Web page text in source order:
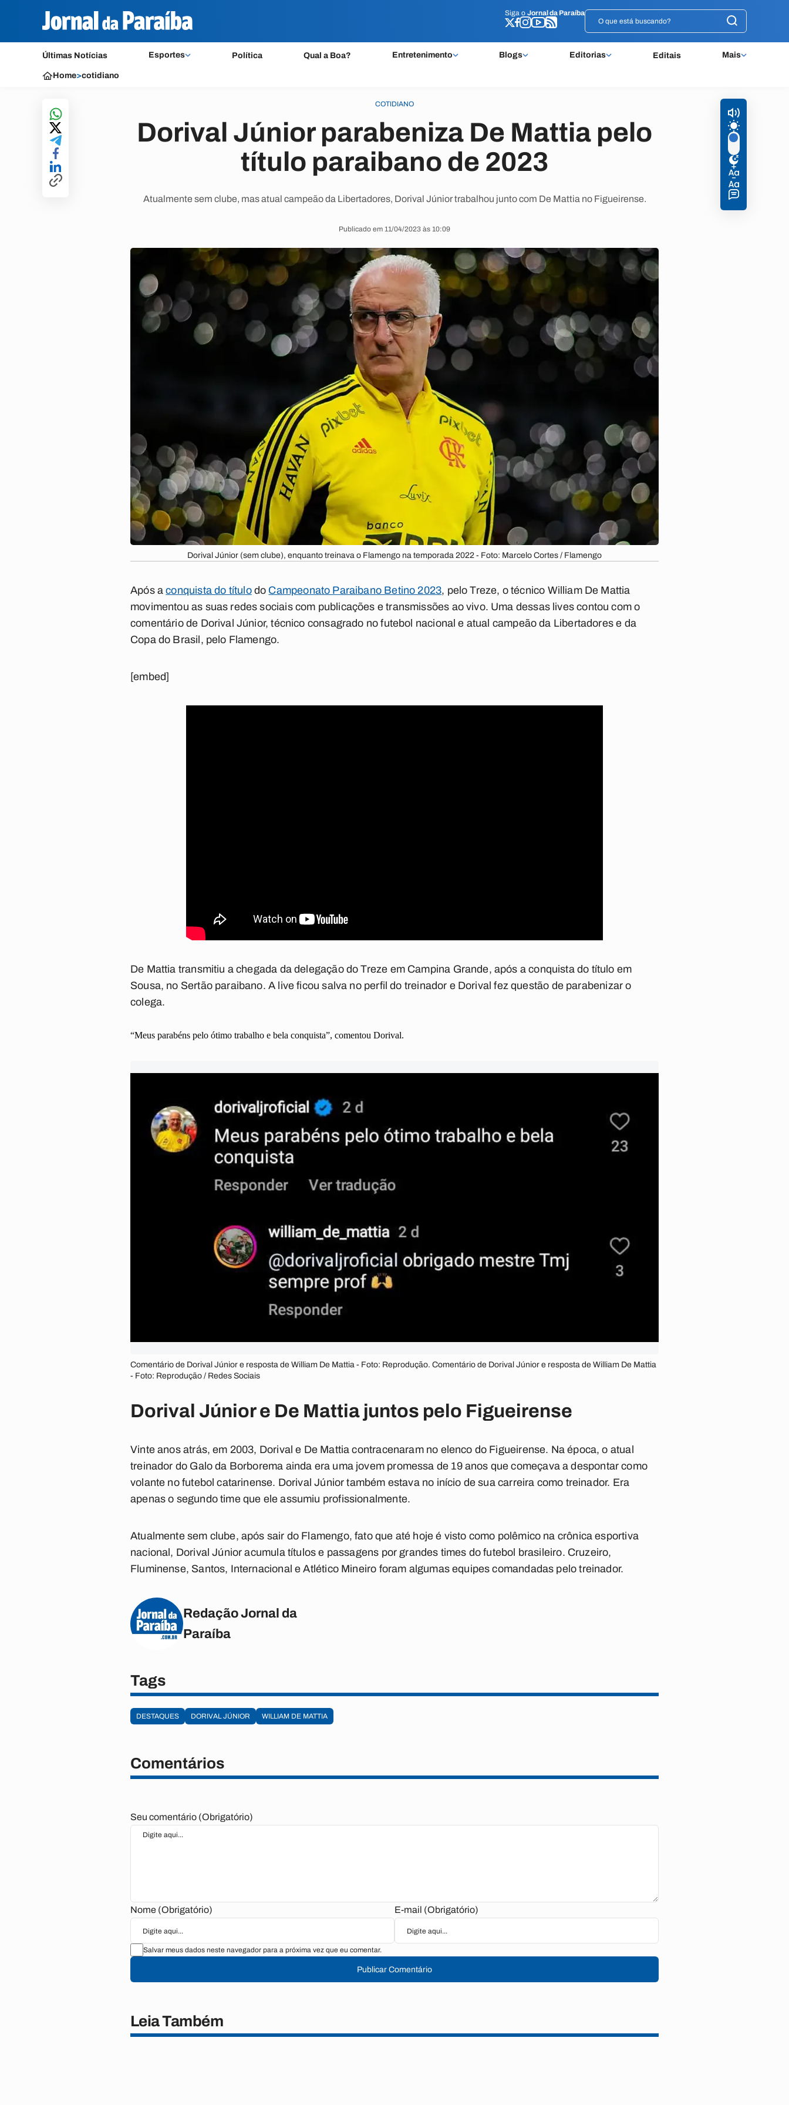
Siga o Jornal da Paraíba
Últimas Notícias Esportes Política Qual a Boa? Entretenimento Blogs Editorias Editais Mais
Siga o Jornal da Paraíba
Home>cotidiano
COTIDIANO
Dorival Júnior parabeniza De Mattia pelo
título paraibano de 2023
Atualmente sem clube, mas atual campeão da Libertadores, Dorival Júnior trabalhou junto com De Mattia no Figueirense.
Publicado em 11/04/2023 às 10:09
Dorival Júnior (sem clube), enquanto treinava o Flamengo na temporada 2022 - Foto: Marcelo Cortes / Flamengo
Após aconquista do títulodo Campeonato Paraibano Betino 2023, pelo Treze, o técnico William De Mattia
movimentou as suas redes sociais com publicações e transmissões ao vivo. Uma dessas lives contou com o
comentário de Dorival Júnior, técnico consagrado no futebol nacional e atual campeão da Libertadores e da
Copa do Brasil, pelo Flamengo.
[embed]
De Mattia transmitiu a chegada da delegação do Treze em Campina Grande, após a conquista do título em
Sousa, no Sertão paraibano. A live ficou salva no perfil do treinador e Dorival fez questão de parabenizar o
colega.
“Meus parabéns pelo ótimo trabalho e bela conquista”, comentou Dorival.
Comentário de Dorival Júnior e resposta de William De Mattia - Foto: Reprodução. Comentário de Dorival Júnior e resposta de William De Mattia
- Foto: Reprodução / Redes Sociais
Dorival Júnior e De Mattia juntos pelo Figueirense
Vinte anos atrás, em 2003, Dorival e De Mattia contracenaram no elenco do Figueirense. Na época, o atual
treinador do Galo da Borborema ainda era uma jovem promessa de 19 anos que começava a despontar como
volante no futebol catarinense. Dorival Júnior também estava no início de sua carreira como treinador. Era
apenas o segundo time que ele assumiu profissionalmente.
Atualmente sem clube, após sair do Flamengo, fato que até hoje é visto como polêmico na crônica esportiva
nacional, Dorival Júnior acumula títulos e passagens por grandes times do futebol brasileiro. Cruzeiro,
Fluminense, Santos, Internacional e Atlético Mineiro foram algumas equipes comandadas pelo treinador.
Redação Jornal da
Paraíba
Tags
DESTAQUES DORIVAL JÚNIOR WILLIAM DE MATTIA
Comentários
Seu comentário (Obrigatório)
Nome (Obrigatório) E-mail (Obrigatório)
Salvar meus dados neste navegador para a próxima vez que eu comentar.
Publicar Comentário
Leia Também